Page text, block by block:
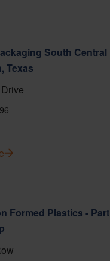
South Central
Texas
Formed Plastics - Part